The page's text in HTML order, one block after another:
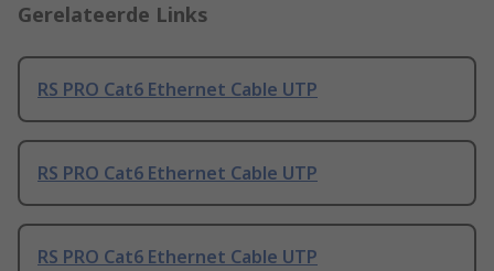
Gerelateerde Links
RS PRO Cat6 Ethernet Cable UTP
RS PRO Cat6 Ethernet Cable UTP
RS PRO Cat6 Ethernet Cable UTP